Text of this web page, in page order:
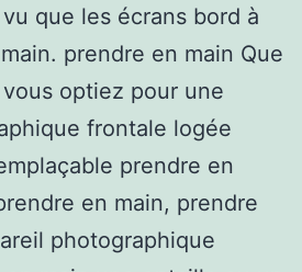
que les écrans bord à
prendre en main Que
optiez pour une
frontale logée
prendre en
en main, prendre
photographique